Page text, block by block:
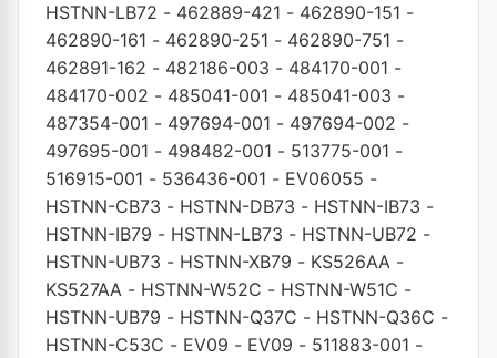
HSTNN-LB72 - 462889-421 - 462890-151 -
462890-161 - 462890-251 - 462890-751 -
462891-162 - 482186-003 - 484170-001 -
484170-002 - 485041-001 - 485041-003 -
487354-001 - 497694-001 - 497694-002 -
497695-001 - 498482-001 - 513775-001 -
516915-001 - 536436-001 - EV06055 -
HSTNN-CB73 - HSTNN-DB73 - HSTNN-IB73 -
HSTNN-IB79 - HSTNN-LB73 - HSTNN-UB72 -
HSTNN-UB73 - HSTNN-XB79 - KS526AA -
KS527AA - HSTNN-W52C - HSTNN-W51C -
HSTNN-UB79 - HSTNN-Q37C - HSTNN-Q36C -
HSTNN-C53C - EV09 - EV09 - 511883-001 -